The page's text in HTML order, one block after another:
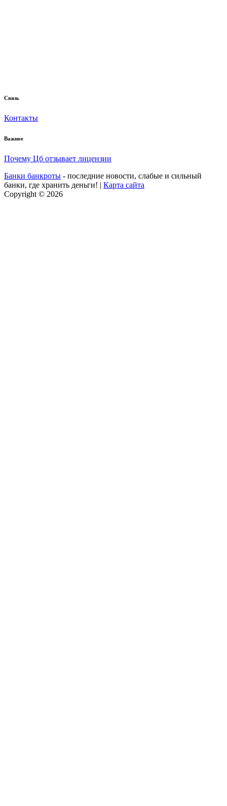
Связь
Контакты
Важное
Почему Цб отзывает лицензии
Банки банкроты - последние новости, слабые и сильный
банки, где хранить деньги! | Карта сайта
Copyright © 2026